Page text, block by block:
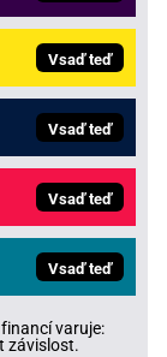
Vsaď teď
Vsaď teď
Vsaď teď
Vsaď teď
varuje:
závislost.